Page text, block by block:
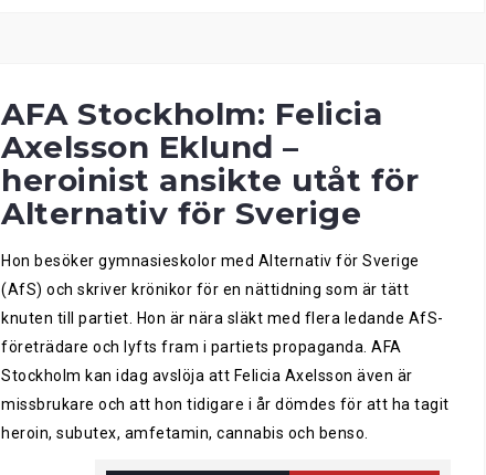
AFA Stockholm: Felicia
Axelsson Eklund –
heroinist ansikte utåt för
Alternativ för Sverige
Hon besöker gymnasieskolor med Alternativ för Sverige
(AfS) och skriver krönikor för en nättidning som är tätt
knuten till partiet. Hon är nära släkt med flera ledande AfS-
företrädare och lyfts fram i partiets propaganda. AFA
Stockholm kan idag avslöja att Felicia Axelsson även är
missbrukare och att hon tidigare i år dömdes för att ha tagit
heroin, subutex, amfetamin, cannabis och benso.